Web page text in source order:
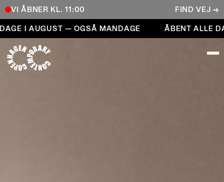
VI ÅBNER KL. 11:00 FIND VEJ →
Åbent alle dage i august — også mandage
I AUGUST — OGSÅ MANDAGE ÅBENT ALLE